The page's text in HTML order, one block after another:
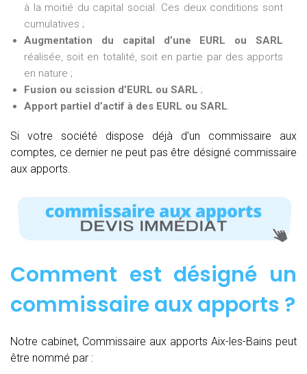
à la moitié du capital social. Ces deux conditions sont
cumulatives ;
Augmentation du capital d’une EURL ou SARL
réalisée, soit en totalité, soit en partie par des apports
en nature ;
Fusion ou scission d’EURL ou SARL ;
Apport partiel d’actif à des EURL ou SARL.
Si votre société dispose déjà d’un commissaire aux
comptes, ce dernier ne peut pas être désigné commissaire
aux apports.
Comment est désigné un
commissaire aux apports ?
Notre cabinet, Commissaire aux apports Aix-les-Bains peut
être nommé par :